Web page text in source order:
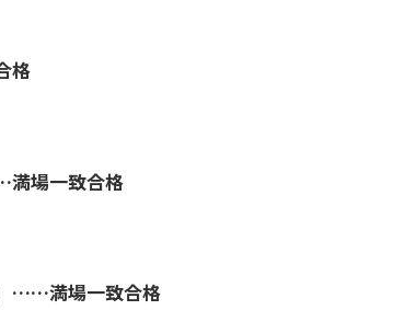
格
場一致合格
……満場一致合格